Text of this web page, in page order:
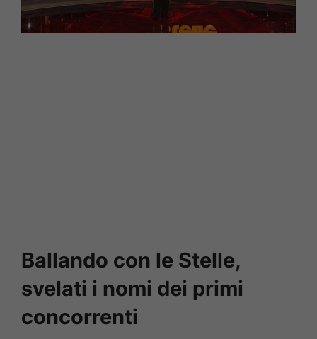
Ballando con le Stelle,
svelati i nomi dei primi
concorrenti